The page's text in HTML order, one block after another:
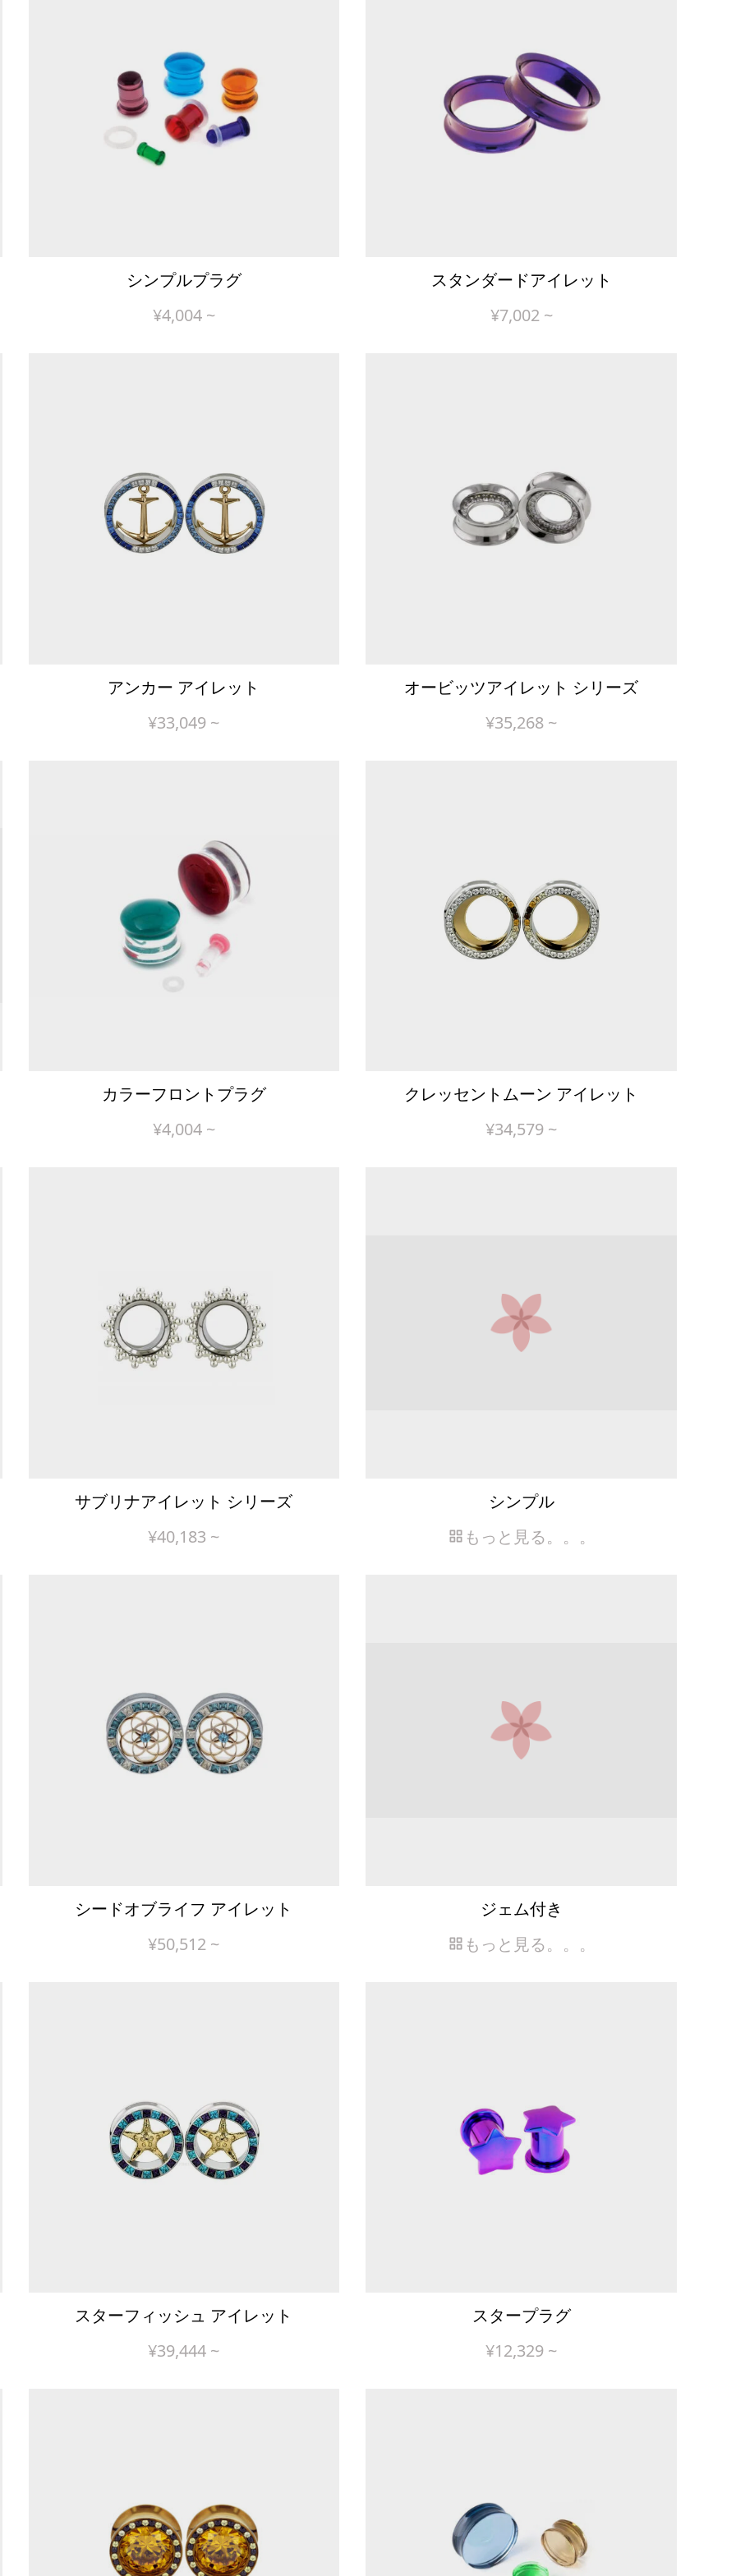
シンプルプラグ
¥4,004~
スタンダードアイレット
¥7,002~
アンカー アイレット
¥33,049 ~
オービッツアイレット シリーズ
¥35,268 ~
カラーフロントプラグ
¥4,004~
クレッセントムーン アイレット
¥34,579 ~
サブリナアイレット シリーズ
¥40,183 ~
シンプル
もっと見る。。。
シードオブライフ アイレット
¥50,512 ~
ジェム付き
もっと見る。。。
スターフィッシュ アイレット
¥39,444 ~
スタープラグ
¥12,329 ~